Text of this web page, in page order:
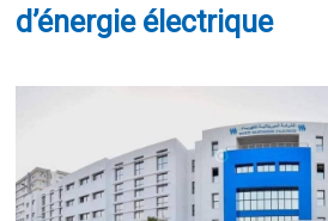
d’énergie électrique